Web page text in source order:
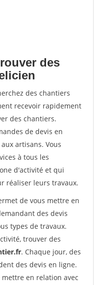
des
des chantiers
recevoir rapidement
des chantiers.
de devis en
artisans. Vous
à tous les
d'activité et qui
réaliser leurs travaux.
de vous mettre en
des devis
types de travaux.
trouver des
. Chaque jour, des
des devis en ligne.
en relation avec